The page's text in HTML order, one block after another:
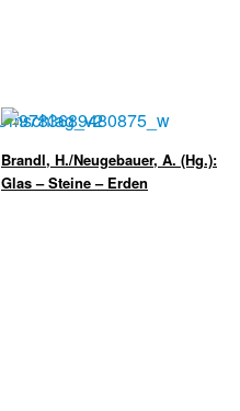
Brandl, H./Neugebauer, A. (Hg.):
Glas – Steine – Erden